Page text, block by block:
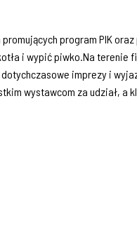
program PIK
i wypić piwko.Na
imprezy i
wystawcom za udział, a